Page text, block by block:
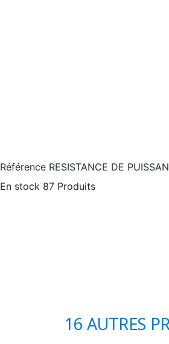
Référence RESISTANCE DE
En stock 87 Produits
16 AUTRES